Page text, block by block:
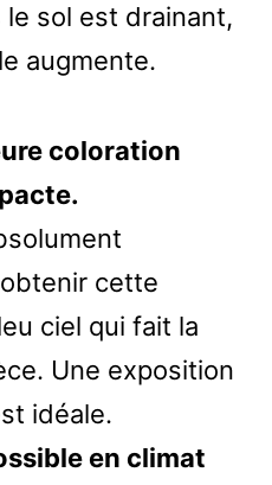
sol est drainant,
augmente.
coloration
cette
ciel qui fait la
Une exposition
idéale.
en climat